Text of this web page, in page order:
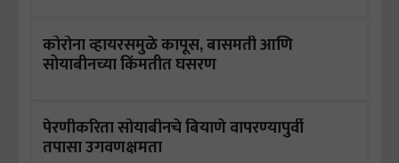
कोरोना व्हायरसमुळे कापूस, बासमती आणि
सोयाबीनच्या किंमतीत घसरण
पेरणीकरिता सोयाबीनचे बियाणे वापरण्‍यापुर्वी
तपासा उगवणक्षमता